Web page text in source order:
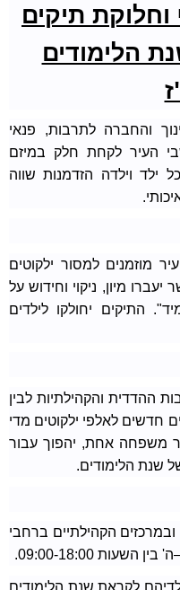
וחלוקת תיקים
הלימודים
והחברה לתרבות, פנאי
העיר לקחת חלק במיזם
ילד וילדה הזדמנות שווה
מוזמנים למסור ילקוטים
מיון, ניקוי וחידוש על
התיקים יחולקו לילדים
ההדדית והקהילתיות לבין
חדשים לאלפי ילקוטים מדי
משפחה אחת, יהפוך עבור
שנת הלימודים.
הקהילתיים ברחבי
לקראת שנת הלימודים